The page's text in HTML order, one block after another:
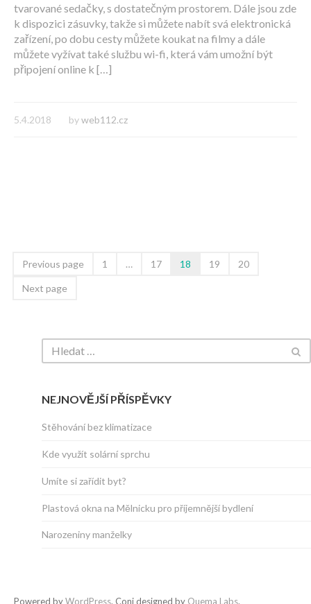
tvarované sedačky, s dostatečným prostorem. Dále jsou zde
k dispozici zásuvky, takže si můžete nabít svá elektronická
zařízení, po dobu cesty můžete koukat na filmy a dále
můžete vyžívat také službu wi-fi, která vám umožní být
připojení online k […]
5.4.2018 byweb112.cz
Previous page 1 … 17 18 19 20
Next page
NEJNOVĚJŠÍ PŘÍSPĚVKY
Stěhování bez klimatizace
Kde využít solární sprchu
Umíte si zařídit byt?
Plastová okna na Mělnicku pro příjemnější bydlení
Narozeniny manželky
Powered byWordPress. Coni designed by Quema Labs.